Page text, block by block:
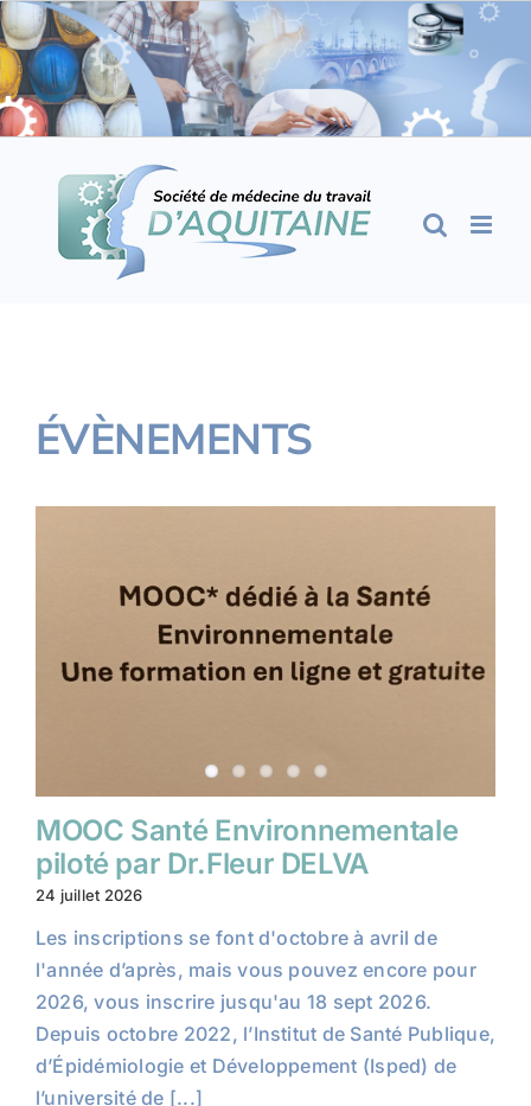
Passer
au
contenu
ÉVÈNEMENTS
MOOC Santé Environnementale
piloté par Dr.Fleur DELVA
24 juillet 2026
Les inscriptions se font d'octobre à avril de
l'année d’après, mais vous pouvez encore pour
2026, vous inscrire jusqu'au 18 sept 2026.
Depuis octobre 2022, l’Institut de Santé Publique,
d’Épidémiologie et Développement (Isped) de
l’université de [...]